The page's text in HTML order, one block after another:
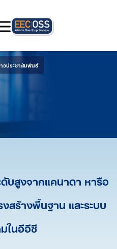
วประชาสัมพันธ์
บสูงจากแคนาดา หารือ
ร้างพื้นฐาน และระบบ
ในอีอีซี